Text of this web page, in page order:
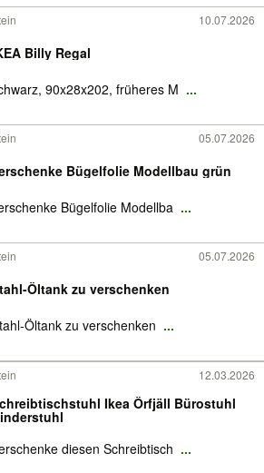
10.07.2026
Billy Regal
90x28x202, früheres M ...
05.07.2026
Bügelfolie Modellbau grün
Bügelfolie Modellba ...
05.07.2026
Öltank zu verschenken
Öltank zu verschenken ...
12.03.2026
Ikea Örfjäll Bürostuhl
diesen Schreibtisch ...